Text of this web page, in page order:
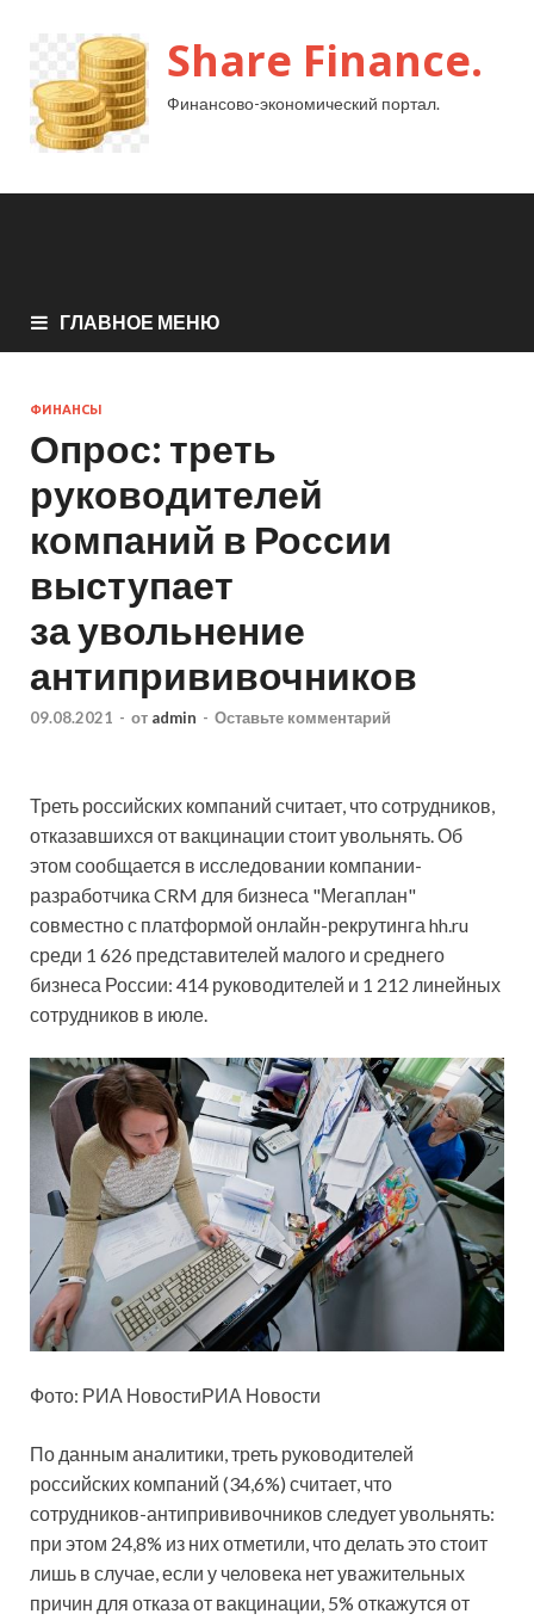
Share Finance.
Финансово-экономический портал.
ГЛАВНОЕ МЕНЮ
ФИНАНСЫ
Опрос: треть
руководителей
компаний в России
выступает
за увольнение
антипрививочников
09.08.2021 - от admin - Оставьте комментарий
Треть российских компаний считает, что сотрудников,
отказавшихся от вакцинации стоит увольнять. Об
этом сообщается в исследовании компании-
разработчика CRM для бизнеса "Мегаплан"
совместно с платформой онлайн-рекрутинга hh.ru
среди 1 626 представителей малого и среднего
бизнеса России: 414 руководителей и 1 212 линейных
сотрудников в июле.
Фото: РИА НовостиРИА Новости
По данным аналитики, треть руководителей
российских компаний (34,6%) считает, что
сотрудников-антипрививочников следует увольнять:
при этом 24,8% из них отметили, что делать это стоит
лишь в случае, если у человека нет уважительных
причин для отказа от вакцинации, 5% откажутся от